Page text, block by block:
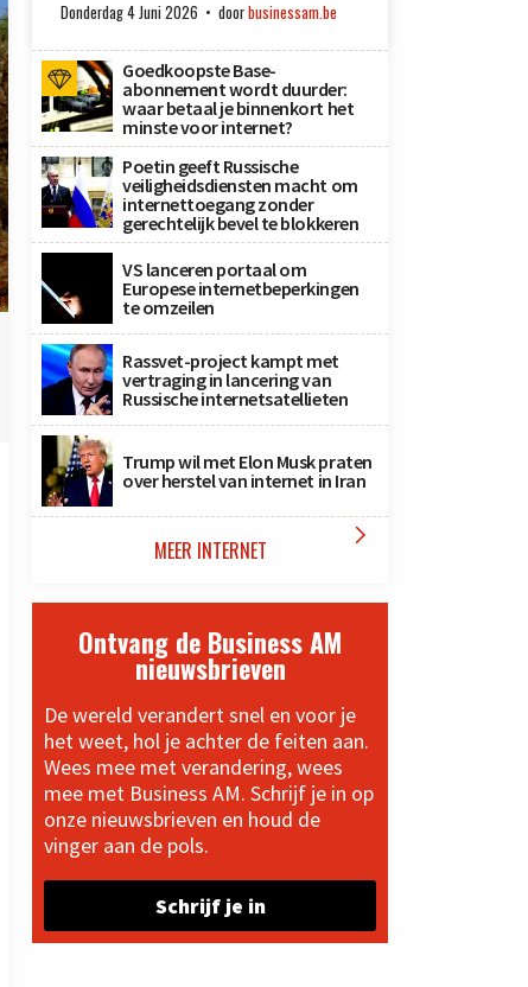
Donderdag 4 Juni 2026 doorbusinessam.be
Goedkoopste Base-
abonnement wordt duurder:
waar betaal je binnenkort het
minste voor internet?
Poetin geeft Russische
veiligheidsdiensten macht om
internettoegang zonder
gerechtelijk bevel te blokkeren
VS lanceren portaal om
Europese internetbeperkingen
te omzeilen
Rassvet-project kampt met
vertraging in lancering van
Russische internetsatellieten
Trump wil met Elon Musk praten
over herstel van internet in Iran
MEER INTERNET 
Ontvang de Business AM
nieuwsbrieven
De wereld verandert snel en voor je
het weet, hol je achter de feiten aan.
Wees mee met verandering, wees
mee met Business AM. Schrijf je in op
onze nieuwsbrieven en houd de
vinger aan de pols.
Schrijf je in